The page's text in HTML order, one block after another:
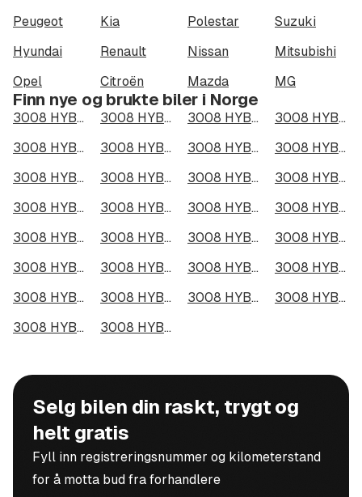
Peugeot
Kia Polestar
Suzuki
Hyundai
Renault Nissan
Mitsubishi
Opel
Citroën Mazda MG
Finn nye og brukte biler i Norge
3008 HYBRID4 300 i Oslo 3008 HYBRID4 300 i Bergen 3008 HYBRID4 300 i Trondheim
3008 HYBRID4 300 i Stavanger
3008 HYBRID4 300 i Kristiansand
3008 HYBRID4 300 i Fredrikstad 3008 HYBRID4 300 i Drammen
3008 HYBRID4 300 i Skien
3008 HYBRID4 300 i Tromsø
3008 HYBRID4 300 i Ålesund 3008 HYBRID4 300 i Moss
3008 HYBRID4 300 i Porsgrunn
3008 HYBRID4 300 i Bodø
3008 HYBRID4 300 i Arendal 3008 HYBRID4 300 i Hamar
3008 HYBRID4 300 i Larvik
3008 HYBRID4 300 i Halden
3008 HYBRID4 300 i Lillehammer 3008 HYBRID4 300 i Molde
3008 HYBRID4 300 i Kongsberg
3008 HYBRID4 300 i Harstad
3008 HYBRID4 300 i Gjøvik 3008 HYBRID4 300 i Sarpsborg
3008 HYBRID4 300 i Sandefjord
3008 HYBRID4 300 i Kristiansund
3008 HYBRID4 300 i Tromsdalen 3008 HYBRID4 300 i Narvik
3008 HYBRID4 300 i Steinkjer
3008 HYBRID4 300 i Haugesund
3008 HYBRID4 300 i Alta
Selg bilen din raskt, trygt og
helt gratis
Fyll inn registreringsnummer og kilometerstand
for å motta bud fra forhandlere